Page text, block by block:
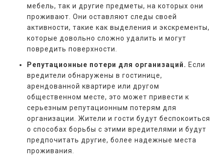
мебель, так и другие предметы, на которых они
проживают. Они оставляют следы своей
активности, такие как выделения и экскременты,
которые довольно сложно удалить и могут
повредить поверхности.
Репутационные потери для организаций. Если
вредители обнаружены в гостинице,
арендованной квартире или другом
общественном месте, это может привести к
серьезным репутационным потерям для
организации. Жители и гости будут беспокоиться
о способах борьбы с этими вредителями и будут
предпочитать другие, более надежные места
проживания.